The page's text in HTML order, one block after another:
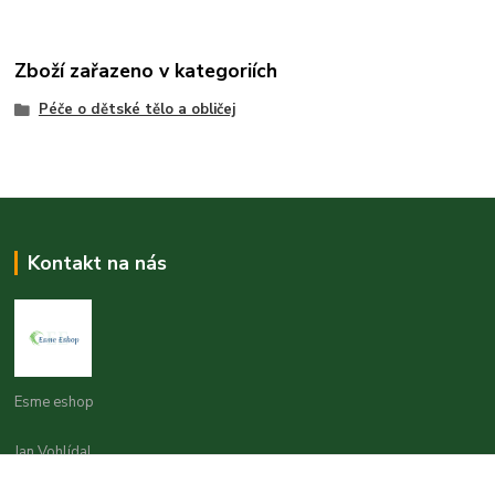
Zboží zařazeno v kategoriích
Péče o dětské tělo a obličej
Kontakt na nás
Esme eshop
Jan Vohlídal